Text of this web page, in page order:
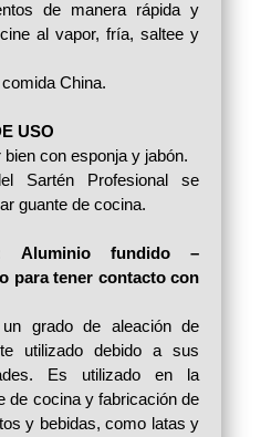
de manera rápida y
al vapor, fría, saltee y
China.
USO
bien con esponja y jabón.
Sartén Profesional se
guante de cocina.
Aluminio fundido –
para tener contacto con
grado de aleación de
utilizado debido a sus
Es utilizado en la
de cocina y fabricación de
y bebidas, como latas y